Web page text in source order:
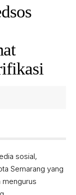
sosial,
Semarang yang
mengurus